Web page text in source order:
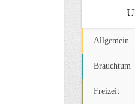
Allgemein
Brauchtum
Freizeit